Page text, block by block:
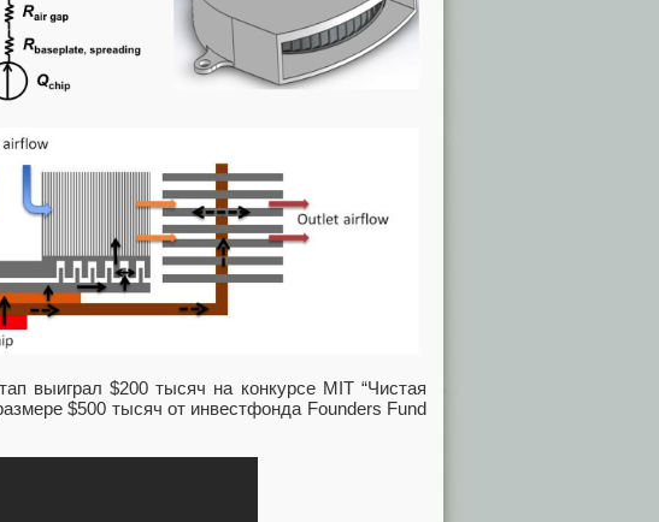
выиграл $200 тысяч на конкурсе MIT “Чистая
$500 тысяч от инвестфонда Founders Fund